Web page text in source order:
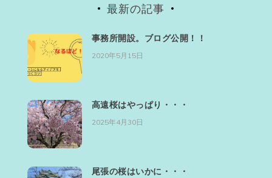
最新の記事
事務所開設。ブログ公開！！
2020年5月15日
高遠桜はやっぱり・・・
2025年4月30日
尾張の桜はいかに・・・